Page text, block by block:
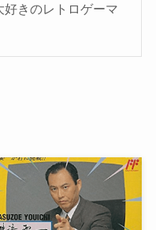
きのレトロゲーマ